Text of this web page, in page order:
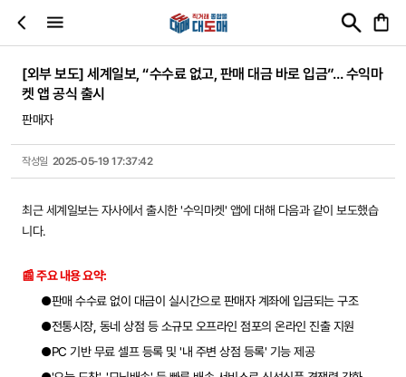
[외부 보도] 세계일보, “수수료 없고, 판매 대금 바로 입금”… 수익마
켓 앱 공식 출시
판매자
작성일 2025-05-19 17:37:42
최근 세계일보는 자사에서 출시한 '수익마켓' 앱에 대해 다음과 같이 보도했습
니다.
📰 주요 내용 요약:
판매 수수료 없이 대금이 실시간으로 판매자 계좌에 입금되는 구조
전통시장, 동네 상점 등 소규모 오프라인 점포의 온라인 진출 지원
PC 기반 무료 셀프 등록 및 '내 주변 상점 등록' 기능 제공